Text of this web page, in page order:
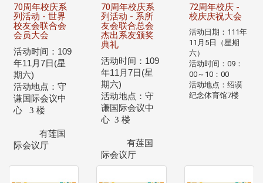
70周年校庆系
列活动 - 世界
校友会联合会
会员大会
活动时间： 109
年11 月 7日 (星
期六)
活动地点：守
谦国际会议中
心 3 楼
有莲国
际会议厅
70周年校庆系
列活动 - 系所
友会联合总会
杰出系友颁奖
典礼
活动时间： 109
年11 月7日 (星
期六)
活动地点：守
谦国际会议中
心 3 楼
有莲国
际会议厅
72周年校庆 -
校庆庆祝大会
活动日期：111年
11月5日（星期
六）
活动时间：09：
00～10：00
活动地点：绍谟
纪念体育馆7楼